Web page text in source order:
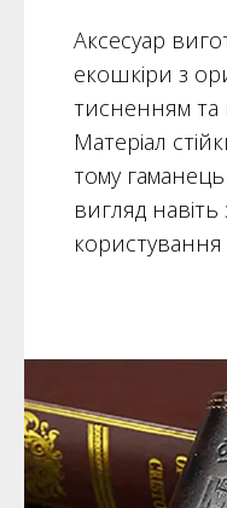
Аксесуар
екошкіри з
тисненням
Матеріал
тому
вигляд
користування